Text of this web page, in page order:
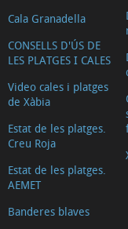
Cala Granadella
CONSELLS D'ÚS DE
LES PLATGES I CALES
Video cales i platges
de Xàbia
Estat de les platges.
Creu Roja
Estat de les platges.
AEMET
Banderes blaves